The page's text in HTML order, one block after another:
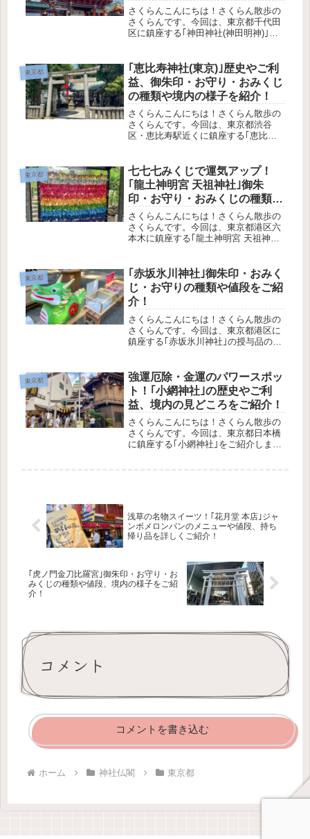
さくらんこんにちは！さくらん散歩の
さくらんです。今回は、東京都千代田
区に鎮座する｢神田神社(神田明神)｣の
記事でご紹介しています。授与品やカ
フェメニューは、こちらの記事でご...
東京都
｢恵比寿神社(東京)｣歴史やご利
益、御朱印・お守り・おみくじ
の種類や境内の様子を紹介！
さくらんこんにちは！さくらん散歩の
さくらんです。今回は、東京都渋谷
区・恵比寿駅近くに鎮座する｢恵比寿
いる恵比寿神社。街・駅名と同じ恵比
寿様のお名前なので、気になって実際
に...
東京都
七七七みくじで運気アップ！
｢龍土神明宮 天祖神社｣御朱
印・お守り・おみくじの種類や
値段、境内の様子をご紹介！
さくらんこんにちは！さくらん散歩の
さくらんです。今回は、東京都港区六
本木に鎮座する｢龍土神明宮 天祖神社｣
の参考になれば幸いです。さくらんそ
れでは、いってみましょ〜！｢龍土...
東京都
｢赤坂氷川神社｣御朱印・おみく
じ・お守りの種類や値段をご紹
介！
さくらんこんにちは！さくらん散歩の
さくらんです。今回は、東京都港区に
鎮座する｢赤坂氷川神社｣の授与品の種
ご紹介しています。境内の見どころ
は、こちらの記事でご紹介していま
す。...
東京都
強運厄除・金運のパワースポッ
ト！｢小網神社｣の歴史やご利
益、境内の見どころをご紹介！
さくらんこんにちは！さくらん散歩の
さくらんです。今回は、東京都日本橋
に鎮座する｢小網神社｣をご紹介しま
浅草の名物スイーツ！｢花月堂 本店｣ジャ
ンボメロンパンのメニューや値段、持ち
帰り品を詳しくご紹介！
｢虎ノ門金刀比羅宮｣御朱印・お守り・お
みくじの種類や値段、境内の様子をご紹
介！
コメント
コメントを書き込む
ホーム 神社仏閣 東京都